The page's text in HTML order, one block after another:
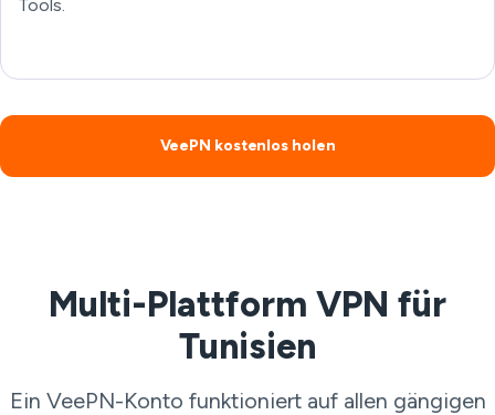
Tools.
VeePN kostenlos holen
Multi-Plattform VPN für
Tunisien
Ein VeePN-Konto funktioniert auf allen gängigen